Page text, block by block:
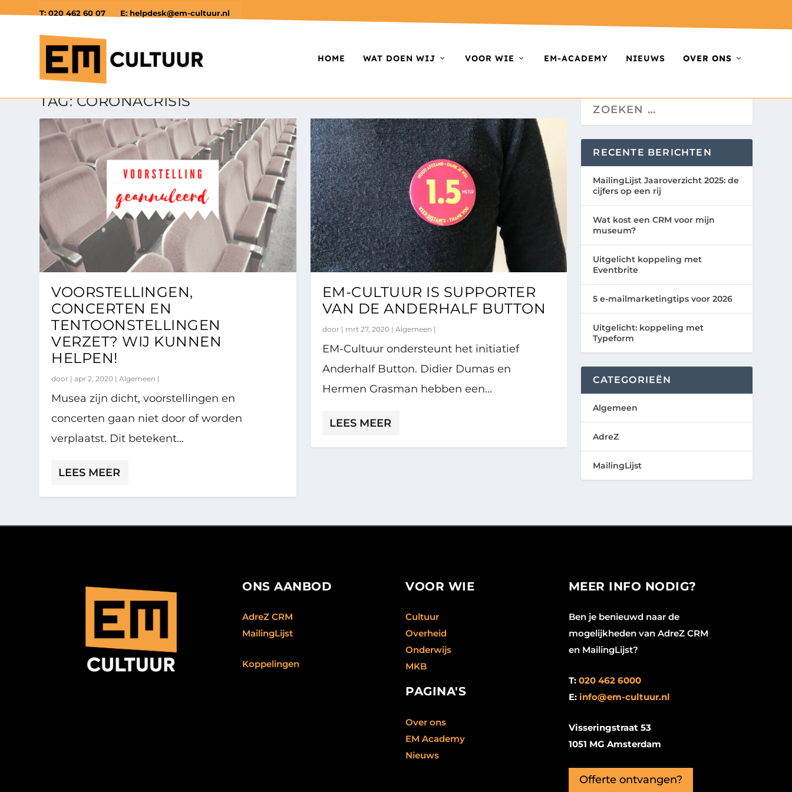
T: 020 462 60 07 E: helpdesk@em-cultuur.nl
HOME WAT DOEN WIJ VOOR WIE EM-ACADEMY NIEUWS OVER ONS
TAG:CORONACRISIS
VOORSTELLINGEN,
CONCERTEN EN
TENTOONSTELLINGEN
VERZET? WIJ KUNNEN
HELPEN!
door |apr 2, 2020 |Algemeen |
Musea zijn dicht, voorstellingen en
concerten gaan niet door of worden
verplaatst. Dit betekent...
LEES MEER
EM-CULTUUR IS SUPPORTER
VAN DE ANDERHALF BUTTON
door | mrt 27, 2020| Algemeen |
EM-Cultuur ondersteunt het initiatief
Anderhalf Button. Didier Dumas en
Hermen Grasman hebben een...
LEES MEER
RECENTE BERICHTEN
MailingLijst Jaaroverzicht 2025: de
cijfers op een rij
Wat kost een CRM voor mijn
museum?
Uitgelicht koppeling met
Eventbrite
5 e-mailmarketingtips voor 2026
Uitgelicht: koppeling met
Typeform
CATEGORIEËN
Algemeen
AdreZ
MailingLijst
ONS AANBOD
AdreZ CRM
MailingLijst
Koppelingen
VOOR WIE
Cultuur
Overheid
Onderwijs
MKB
PAGINA'S
Over ons
EM Academy
Nieuws
MEER INFO NODIG?
Ben je benieuwd naar de
mogelijkheden van AdreZ CRM
en MailingLijst?
T: 020 462 6000
E: info@em-cultuur.nl
Visseringstraat 53
1051 MG Amsterdam
Offerte ontvangen?